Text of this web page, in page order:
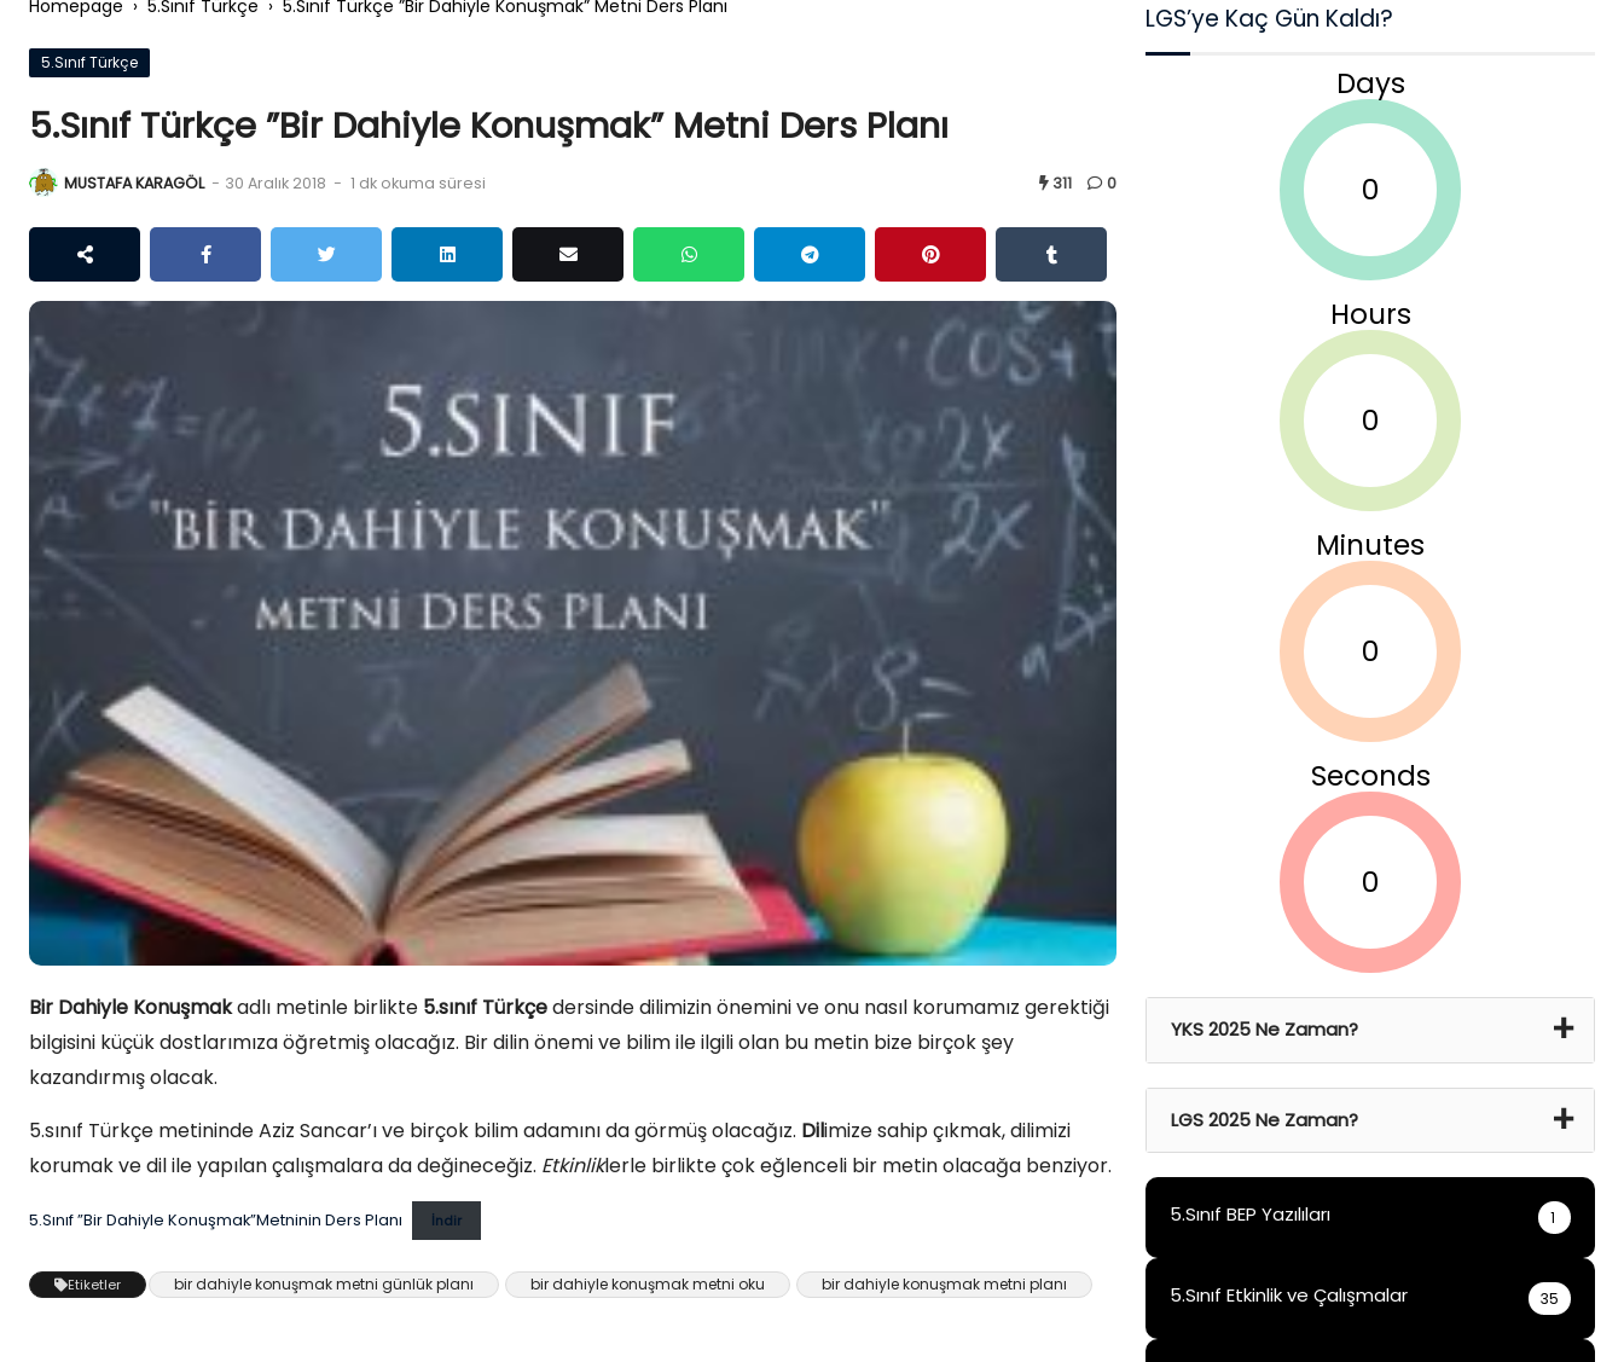
Homepage › 5.Sınıf Türkçe › 5.Sınıf Türkçe ”Bir Dahiyle Konuşmak” Metni Ders Planı
5.Sınıf Türkçe
5.Sınıf Türkçe ”Bir Dahiyle Konuşmak” Metni Ders Planı
MUSTAFA KARAGÖL - 30 Aralık 2018 - 1 dk okuma süresi 311 0
Bir Dahiyle Konuşmakadlı metinle birlikte 5.sınıf Türkçedersinde dilimizin önemini ve onu nasıl korumamız gerektiği
bilgisini küçük dostlarımıza öğretmiş olacağız. Bir dilin önemi ve bilim ile ilgili olan bu metin bize birçok şey
kazandırmış olacak.
5.sınıf Türkçe metininde Aziz Sancar’ı ve birçok bilim adamını da görmüş olacağız. Dilimize sahip çıkmak, dilimizi
korumak ve dil ile yapılan çalışmalara da değineceğiz. Etkinliklerle birlikte çok eğlenceli bir metin olacağa benziyor.
5.Sınıf ”Bir Dahiyle Konuşmak”Metninin Ders Planı İndir
Etiketler bir dahiyle konuşmak metni günlük planı bir dahiyle konuşmak metni oku bir dahiyle konuşmak metni planı
LGS’ye Kaç Gün Kaldı?
Days
0
Hours
0
Minutes
0
Seconds
0
YKS 2025 Ne Zaman?
LGS 2025 Ne Zaman?
5.Sınıf BEP Yazılıları
1
5.Sınıf Etkinlik ve Çalışmalar 35